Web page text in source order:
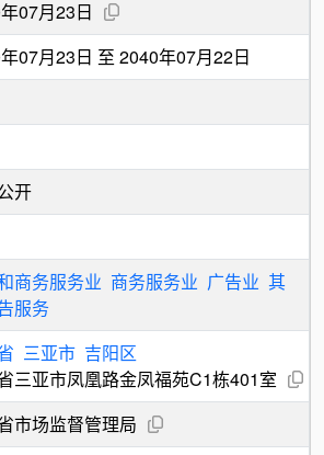
07月23日
07月23日 至 2040年07月22日
开
商务服务业 商务服务业 广告业 其
服务
三亚市 吉阳区
三亚市凤凰路金凤福苑C1栋401室
市场监督管理局